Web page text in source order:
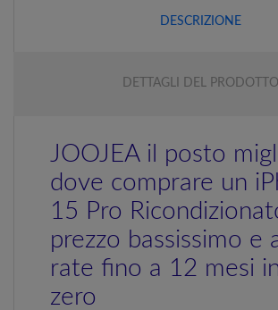
DESCRIZIONE
DETTAGLI DEL PRODOTTO
JOOJEA il posto
dove comprare un
15 Pro
prezzo bassissimo e
rate fino a 12 mesi
zero